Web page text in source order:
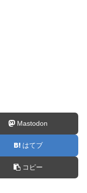
Mastodon
はてブ
コピー